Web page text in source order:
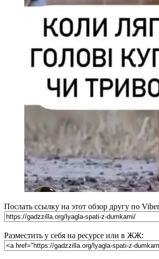
Послать ссылку на этот обзор другу по
Разместить у себя на ресурсе или в ЖЖ: